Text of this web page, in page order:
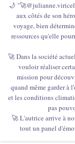
🌙 "🚀@julianne.viricel
aux côtés de son
voyage, bien
ressources qu'elle
🚀 Dans la société
vouloir réaliser
mission pour
quand même garder à
et les conditions
pas
🚀 L'autrice arrive à
tout un panel